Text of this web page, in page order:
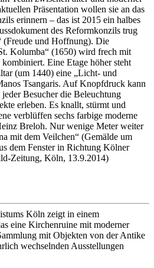
Präsentation wollen sie an das
erinnern – das ist 2015 ein halbes
des Reformkonzils trug
(Freude und Hoffnung). Die
Kolumba“ (1650) wird frech mit
Eine Etage höher steht
(um 1440) eine „Licht- und
Tsangaris. Auf Knopfdruck kann
Besucher die Beleuchtung
erleben. Es knallt, stürmt und
verblüffen sechs farbige moderne
Breloh. Nur wenige Meter weiter
mit dem Veilchen“ (Gemälde um
dem Fenster in Richtung Kölner
Zeitung, Köln, 13.9.2014)
Köln zeigt in einem
eine Kirchenruine mit moderner
mit Objekten von der Antike
wechselnden Ausstellungen